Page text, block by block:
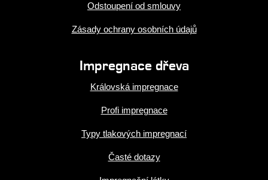
Odstoupení od smlouvy
Zásady ochrany osobních údajů
Impregnace dřeva
Královská impregnace
Profi impregnace
Typy tlakových impregnací
Časté dotazy